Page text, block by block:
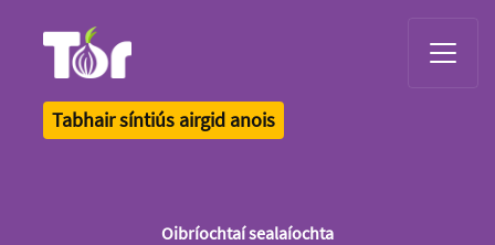
Tabhair síntiús airgid anois
Oibríochtaí sealaíochta